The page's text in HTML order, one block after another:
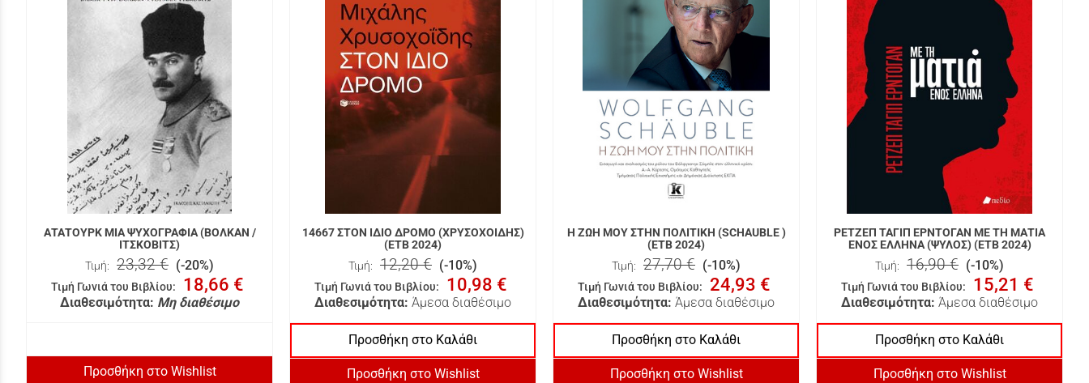
ΑΤΑΤΟΥΡΚ ΜΙΑ ΨΥΧΟΓΡΑΦΙΑ (ΒΟΛΚΑΝ /
ΙΤΣΚΟΒΙΤΣ)
Τιμή: 23,32 € (-20%)
Τιμή Γωνιά του Βιβλίου: 18,66 €
Διαθεσιμότητα: Μη διαθέσιμο
Προσθήκη στο Wishlist
14667 ΣΤΟΝ ΙΔΙΟ ΔΡΟΜΟ (ΧΡΥΣΟΧΟΙΔΗΣ)
(ΕΤΒ 2024)
Τιμή: 12,20 € (-10%)
Τιμή Γωνιά του Βιβλίου: 10,98 €
Διαθεσιμότητα: Άμεσα διαθέσιμο
Προσθήκη στο Καλάθι
Προσθήκη στο Wishlist
Η ΖΩΗ ΜΟΥ ΣΤΗΝ ΠΟΛΙΤΙΚΗ (SCHAUBLE )
(ΕΤΒ 2024)
Τιμή: 27,70 € (-10%)
Τιμή Γωνιά του Βιβλίου: 24,93 €
Διαθεσιμότητα: Άμεσα διαθέσιμο
Προσθήκη στο Καλάθι
Προσθήκη στο Wishlist
ΡΕΤΖΕΠ ΤΑΓΙΠ ΕΡΝΤΟΓΑΝ ΜΕ ΤΗ ΜΑΤΙΑ
ΕΝΟΣ ΕΛΛΗΝΑ (ΨΥΛΟΣ) (ΕΤΒ 2024)
Τιμή: 16,90 € (-10%)
Τιμή Γωνιά του Βιβλίου: 15,21 €
Διαθεσιμότητα: Άμεσα διαθέσιμο
Προσθήκη στο Καλάθι
Προσθήκη στο Wishlist